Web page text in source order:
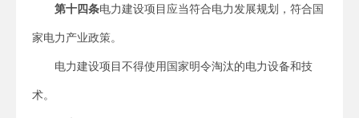
第十四条电力建设项目应当符合电力发展规划，符合国
家电力产业政策。
电力建设项目不得使用国家明令淘汰的电力设备和技
术。